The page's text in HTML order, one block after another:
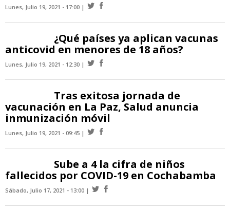
Lunes, Julio 19, 2021 - 17:00
¿Qué países ya aplican vacunas
anticovid en menores de 18 años?
Lunes, Julio 19, 2021 - 12:30
Tras exitosa jornada de
vacunación en La Paz, Salud anuncia
inmunización móvil
Lunes, Julio 19, 2021 - 09:45
Sube a 4 la cifra de niños
fallecidos por COVID-19 en Cochabamba
Sábado, Julio 17, 2021 - 13:00